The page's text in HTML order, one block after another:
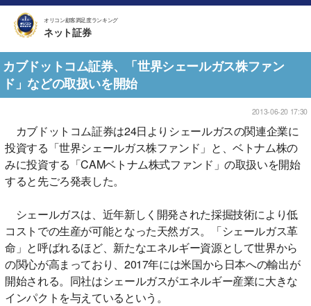
オリコン顧客満足度ランキング
ネット証券
カブドットコム証券、「世界シェールガス株ファン
ド」などの取扱いを開始
2013-06-20 17:30
カブドットコム証券は24日よりシェールガスの関連企業に
投資する「世界シェールガス株ファンド」と、ベトナム株の
みに投資する「CAMベトナム株式ファンド」の取扱いを開始
すると先ごろ発表した。
シェールガスは、近年新しく開発された採掘技術により低
コストでの生産が可能となった天然ガス。「シェールガス革
命」と呼ばれるほど、新たなエネルギー資源として世界から
の関心が高まっており、2017年には米国から日本への輸出が
開始される。同社はシェールガスがエネルギー産業に大きな
インパクトを与えているという。